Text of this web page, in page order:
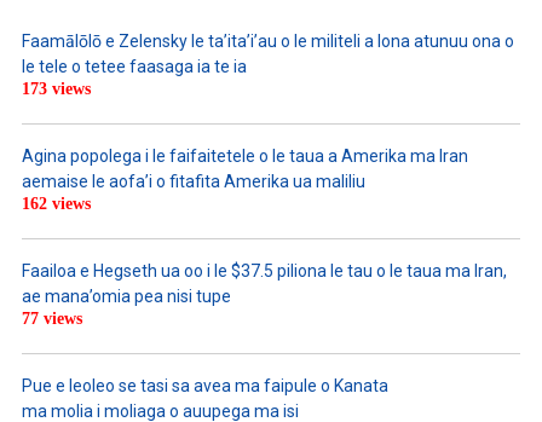
Faamālōlō e Zelensky le ta’ita’i’au o le militeli a lona atunuu ona o
le tele o tetee faasaga ia te ia
173 views
Agina popolega i le faifaitetele o le taua a Amerika ma Iran
aemaise le aofa’i o fitafita Amerika ua maliliu
162 views
Faailoa e Hegseth ua oo i le $37.5 piliona le tau o le taua ma Iran,
ae mana’omia pea nisi tupe
77 views
Pue e leoleo se tasi sa avea ma faipule o Kanata
ma molia i moliaga o auupega ma isi